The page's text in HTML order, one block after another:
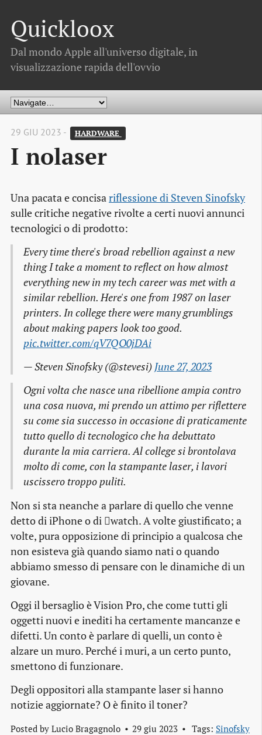
Quickloox
Dal mondo Apple all'universo digitale, in
visualizzazione rapida dell'ovvio
29 GIU 2023 - HARDWARE
I nolaser
Una pacata e concisariflessione di Steven Sinofsky
sulle critiche negative rivolte a certi nuovi annunci
tecnologici o di prodotto:
Every time there's broad rebellion against a new
thing I take a moment to reflect on how almost
everything new in my tech career was met with a
similar rebellion. Here's one from 1987 on laser
printers. In college there were many grumblings
about making papers look too good.
pic.twitter.com/qV7QO0jDAi
— Steven Sinofsky (@stevesi) June 27, 2023
Ogni volta che nasce una ribellione ampia contro
una cosa nuova, mi prendo un attimo per riflettere
su come sia successo in occasione di praticamente
tutto quello di tecnologico che ha debuttato
durante la mia carriera. Al college si brontolava
molto di come, con la stampante laser, i lavori
uscissero troppo puliti.
Non si sta neanche a parlare di quello che venne
detto di iPhone o di watch. A volte giustificato; a
volte, pura opposizione di principio a qualcosa che
non esisteva già quando siamo nati o quando
abbiamo smesso di pensare con le dinamiche di un
giovane.
Oggi il bersaglio è Vision Pro, che come tutti gli
oggetti nuovi e inediti ha certamente mancanze e
difetti. Un conto è parlare di quelli, un conto è
alzare un muro. Perché i muri, a un certo punto,
smettono di funzionare.
Degli oppositori alla stampante laser si hanno
notizie aggiornate? O è finito il toner?
Posted by Lucio Bragagnolo 29 giu 2023 Tags: Sinofsky